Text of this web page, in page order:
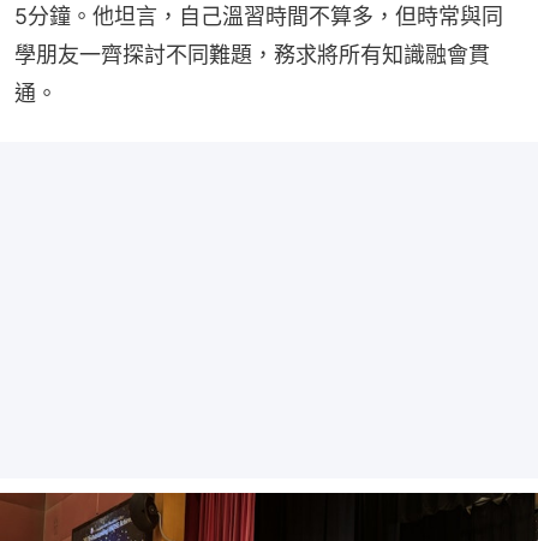
5分鐘。他坦言，自己溫習時間不算多，但時常與同
學朋友一齊探討不同難題，務求將所有知識融會貫
通。